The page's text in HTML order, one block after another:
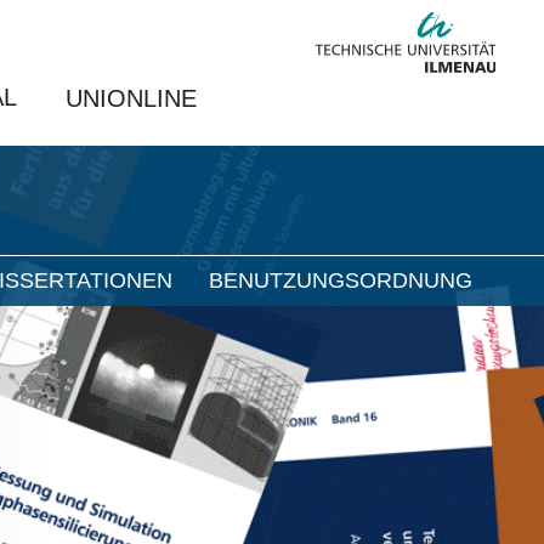
UNIONLINE
BENUTZUNGSORDNUNG